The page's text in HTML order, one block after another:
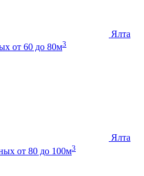
Ялта
от 60 до 80м3
Ялта
от 80 до 100м3